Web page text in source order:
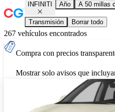
INFINITI Año A 50 millas
Transmisión Borrar todo
267 vehículos encontrados
Compra con precios
Mostrar solo avisos que